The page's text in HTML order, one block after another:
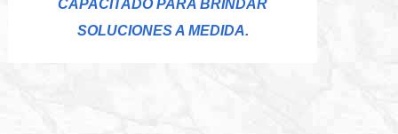
CAPACITADO PARA BRINDAR
SOLUCIONES A MEDIDA.